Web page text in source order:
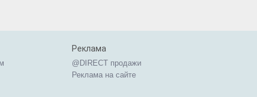
Реклама
@DIRECT продажи
Реклама на сайте